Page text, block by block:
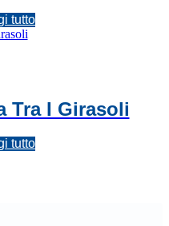
tutto
Tra I Girasoli
tutto